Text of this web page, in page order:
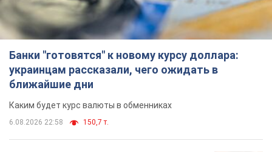
Банки "готовятся" к новому курсу доллара:
украинцам рассказали, чего ожидать в
ближайшие дни
Каким будет курс валюты в обменниках
6.08.2026 22:58 150,7 т.